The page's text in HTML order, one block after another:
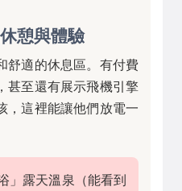
憩與體驗
舒適的休息區。有付費
甚至還有展示飛機引擎
，這裡能讓他們放電一
」露天溫泉（能看到